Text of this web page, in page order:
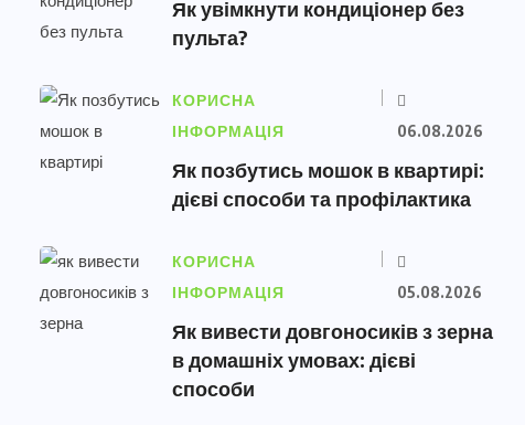
Як увімкнути кондиціонер без
пульта?
КОРИСНА
ІНФОРМАЦІЯ
06.08.2026
Як позбутись мошок в квартирі:
дієві способи та профілактика
КОРИСНА
ІНФОРМАЦІЯ
05.08.2026
Як вивести довгоносиків з зерна
в домашніх умовах: дієві
способи